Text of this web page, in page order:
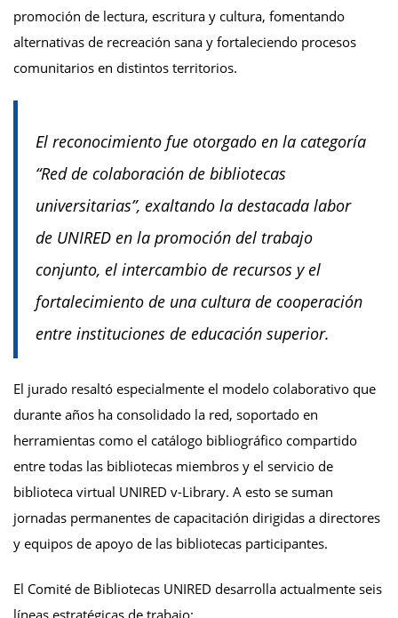
promoción de lectura, escritura y cultura, fomentando
alternativas de recreación sana y fortaleciendo procesos
comunitarios en distintos territorios.
El reconocimiento fue otorgado en la categoría
“Red de colaboración de bibliotecas
universitarias”, exaltando la destacada labor
de UNIRED en la promoción del trabajo
conjunto, el intercambio de recursos y el
fortalecimiento de una cultura de cooperación
entre instituciones de educación superior.
El jurado resaltó especialmente el modelo colaborativo que
durante años ha consolidado la red, soportado en
herramientas como el catálogo bibliográfico compartido
entre todas las bibliotecas miembros y el servicio de
biblioteca virtual UNIRED v-Library. A esto se suman
jornadas permanentes de capacitación dirigidas a directores
y equipos de apoyo de las bibliotecas participantes.
El Comité de Bibliotecas UNIRED desarrolla actualmente seis